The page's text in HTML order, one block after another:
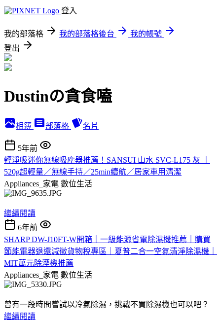
登入
我的部落格 我的部落格後台
我的帳號
登出
Dustinの貪食嗑
相簿 部落格 名片
5年前
輕淨吸迷你無線吸塵器推薦！SANSUI 山水 SVC-L175 灰 ｜
520g超輕量／無線手持／25min續航／居家車用清潔
Appliances_家電 數位生活
繼續閱讀
6年前
SHARP DW-J10FT-W開箱｜一級能源省電除濕機推薦｜購買
節能電器退還減徵貨物稅專區｜夏普二合一空氣清淨除濕機｜
MIT萬元除溼機推薦
Appliances_家電 數位生活
曾有一段時間嘗試以冷氣除濕，挑戰不買除濕機也可以吧？
繼續閱讀